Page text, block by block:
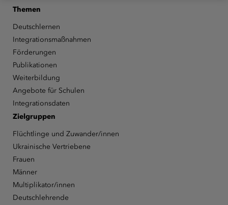
Themen
Deutschlernen
Integrationsmaßnahmen
Förderungen
Publikationen
Weiterbildung
Angebote für Schulen
Integrationsdaten
Zielgruppen
Flüchtlinge und Zuwander/innen
Ukrainische Vertriebene
Frauen
Männer
Multiplikator/innen
Deutschlehrende